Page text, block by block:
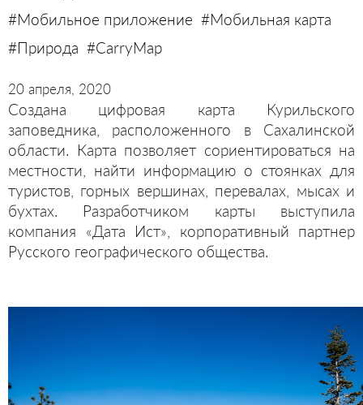
#Мобильное приложение #Мобильная карта
#Природа #CarryMap
20 апреля, 2020
Создана цифровая карта Курильского
заповедника, расположенного в Сахалинской
области. Карта позволяет сориентироваться на
местности, найти информацию о стоянках для
туристов, горных вершинах, перевалах, мысах и
бухтах. Разработчиком карты выступила
компания «Дата Ист», корпоративный партнер
Русского географического общества.